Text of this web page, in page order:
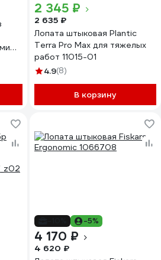
2 345 ₽
2 635 ₽
Лопата штыковая Plantic
Terra Pro Max для тяжелых
работ 11015-01
4.9(8)
В корзину
-5%
4 170 ₽
4 620 ₽